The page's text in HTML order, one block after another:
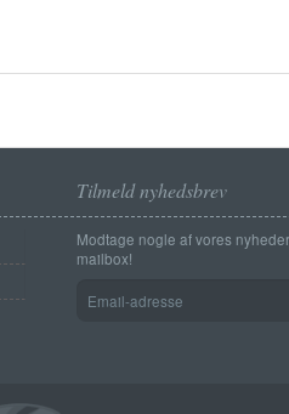
Tilmeld nyhedsbrev
Modtage nogle af vores
mailbox!
adresse